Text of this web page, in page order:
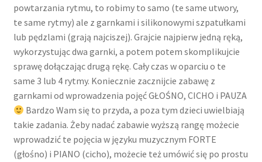
powtarzania rytmu, to robimy to samo (te same utwory,
te same rytmy) ale z garnkami i silikonowymi szpatułkami
lub pędzlami (grają najciszej). Grajcie najpierw jedną ręką,
wykorzystując dwa garnki, a potem potem skomplikujcie
sprawę dołączając drugą rękę. Cały czas w oparciu o te
same 3 lub 4 rytmy. Koniecznie zacznijcie zabawę z
garnkami od wprowadzenia pojęć GŁOŚNO, CICHO i PAUZA
Bardzo Wam się to przyda, a poza tym dzieci uwielbiają
takie zadania. Żeby nadać zabawie wyższą rangę możecie
wprowadzić te pojęcia w języku muzycznym FORTE
(głośno) i PIANO (cicho), możecie też umówić się po prostu